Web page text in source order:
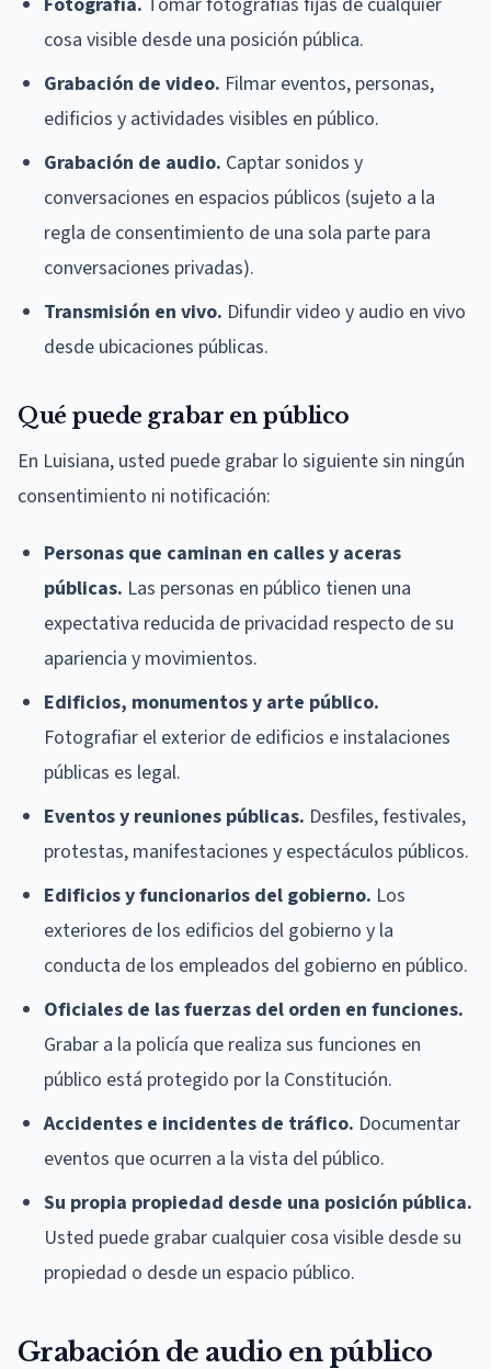
cosa visible desde una posición pública.
Grabación de video. Filmar eventos, personas,
edificios y actividades visibles en público.
Grabación de audio. Captar sonidos y
conversaciones en espacios públicos (sujeto a la
regla de consentimiento de una sola parte para
conversaciones privadas).
Transmisión en vivo. Difundir video y audio en vivo
desde ubicaciones públicas.
Qué puede grabar en público
En Luisiana, usted puede grabar lo siguiente sin ningún
consentimiento ni notificación:
Personas que caminan en calles y aceras
públicas. Las personas en público tienen una
expectativa reducida de privacidad respecto de su
apariencia y movimientos.
Edificios, monumentos y arte público.
Fotografiar el exterior de edificios e instalaciones
públicas es legal.
Eventos y reuniones públicas. Desfiles, festivales,
protestas, manifestaciones y espectáculos públicos.
Edificios y funcionarios del gobierno. Los
exteriores de los edificios del gobierno y la
conducta de los empleados del gobierno en público.
Oficiales de las fuerzas del orden en funciones.
Grabar a la policía que realiza sus funciones en
público está protegido por la Constitución.
Accidentes e incidentes de tráfico. Documentar
eventos que ocurren a la vista del público.
Su propia propiedad desde una posición pública.
Usted puede grabar cualquier cosa visible desde su
propiedad o desde un espacio público.
Grabación de audio en público